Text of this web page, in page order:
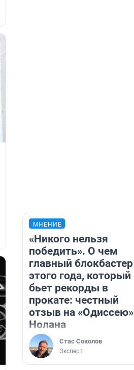
МНЕНИЕ
«Никого нельзя
победить». О чем
главный блокбастер
этого года, который
бьет рекорды в
прокате: честный
отзыв на «Одиссею»
Нолана
Стас Соколов
Эксперт